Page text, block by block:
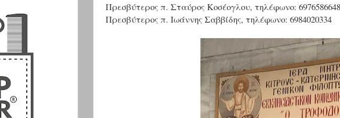
Πρεσβύτερος π. Σταύρος Κοσέογλου, τηλέφωνο: 6976586648
Πρεσβύτερος π. Ιωάννης Σαββίδης, τηλέφωνο: 6984020334